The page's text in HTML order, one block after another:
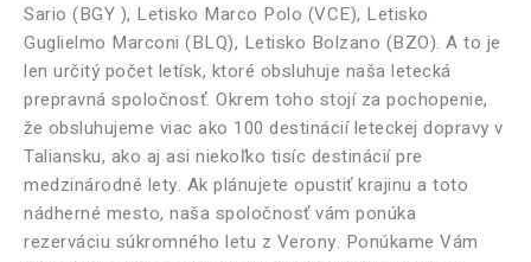
Sario (BGY ), Letisko Marco Polo (VCE), Letisko
Guglielmo Marconi (BLQ), Letisko Bolzano (BZO). A to je
len určitý počet letísk, ktoré obsluhuje naša letecká
prepravná spoločnosť. Okrem toho stojí za pochopenie,
že obsluhujeme viac ako 100 destinácií leteckej dopravy v
Taliansku, ako aj asi niekoľko tisíc destinácií pre
medzinárodné lety. Ak plánujete opustiť krajinu a toto
nádherné mesto, naša spoločnosť vám ponúka
rezerváciu súkromného letu z Verony. Ponúkame Vám